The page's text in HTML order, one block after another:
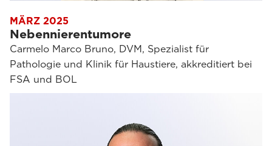
MÄRZ 2025
Nebennierentumore
Carmelo Marco Bruno, DVM, Spezialist für
Pathologie und Klinik für Haustiere, akkreditiert bei
FSA und BOL